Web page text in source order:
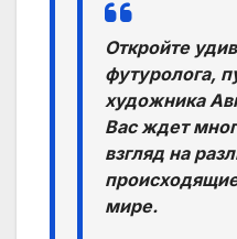
Откройте
футуролога,
художника
Вас ждет
взгляд на
мире.